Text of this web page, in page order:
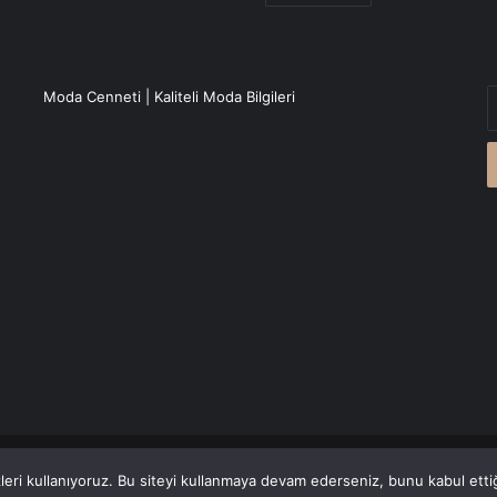
Moda Cenneti | Kaliteli Moda Bilgileri
Canlı Haber'den alınmaktadır.
kullanıyoruz. Bu siteyi kullanmaya devam ederseniz, bunu kabul